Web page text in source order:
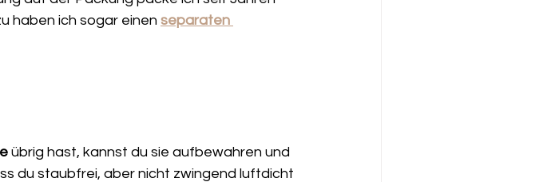
haben ich sogar einen separaten
übrig hast, kannst du sie aufbewahren und
du staubfrei, aber nicht zwingend luftdicht